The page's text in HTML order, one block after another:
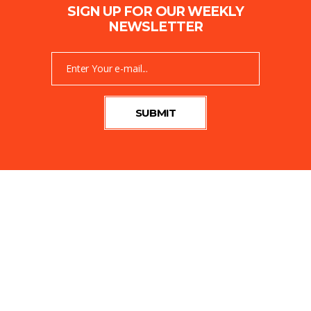
SIGN UP FOR OUR WEEKLY
NEWSLETTER